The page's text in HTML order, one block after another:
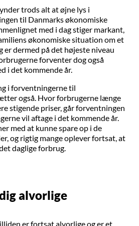
trods alt at øjne lys i
til Danmarks økonomiske
med i dag stiger markant,
økonomiske situation om et
er dermed på det højeste niveau
forventer dog også
i det kommende år.
i forventningerne til
også. Hvor forbrugerne længe
stigende priser, går forventningen
vil aftage i det kommende år.
med at kunne spare op i de
og rigtig mange oplever fortsat, at
daglige forbrug.
alvorlige
er fortsat alvorlige og er et